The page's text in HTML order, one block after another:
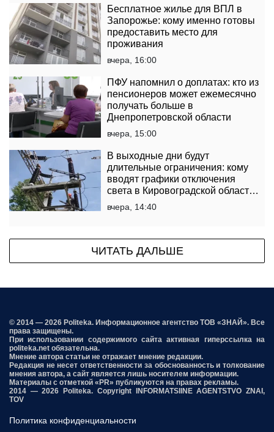
Бесплатное жилье для ВПЛ в
Запорожье: кому именно готовы
предоставить место для
проживания
вчера, 16:00
ПФУ напомнил о доплатах: кто из
пенсионеров может ежемесячно
получать больше в
Днепропетровской области
вчера, 15:00
В выходные дни будут
длительные ограничения: кому
вводят графики отключения
света в Кировоградской области
на 8 и 9 августа
вчера, 14:40
ЧИТАТЬ ДАЛЬШЕ
© 2014 — 2026 Politeka. Информационное агентство ТОВ «ЗНАЙ». Все
права защищены.
При использовании содержимого сайта активная гиперссылка на
politeka.net обязательна.
Мнение автора статьи не отражает мнение редакции.
Редакция не несет ответственности за обоснованность и толкование
мнения автора, а сайт является лишь носителем информации.
Материалы с отметкой «PR» публикуются на правах рекламы.
2014 — 2026 Politeka. Copyright INFORMATSIINE AGENTSTVO ZNAI,
TOV
Политика конфиденциальности